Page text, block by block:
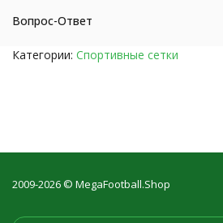
Вопрос-Ответ
Категории: Спортивные сетки
2009-2026 © MegaFootball.Shop